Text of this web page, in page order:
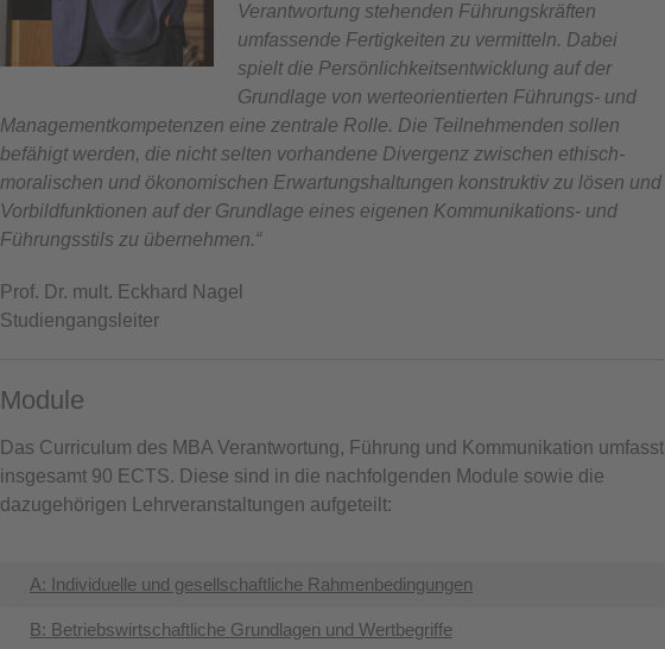
Verantwortung stehenden Führungskräften
umfassende Fertigkeiten zu vermitteln. Dabei
spielt die Persönlichkeitsentwicklung auf der
Grundlage von werteorientierten Führungs- und
Managementkompetenzen eine zentrale Rolle. Die Teilnehmenden sollen
befähigt werden, die nicht selten vorhandene Divergenz zwischen ethisch-
moralischen und ökonomischen Erwartungshaltungen konstruktiv zu lösen und
Vorbildfunktionen auf der Grundlage eines eigenen Kommunikations- und
Führungsstils zu übernehmen.“
Prof. Dr. mult. Eckhard Nagel
Studiengangsleiter
Module
Das Curriculum des MBA Verantwortung, Führung und Kommunikation umfasst
insgesamt 90 ECTS. Diese sind in die nachfolgenden Module sowie die
dazugehörigen Lehrveranstaltungen aufgeteilt:
A: Individuelle und gesellschaftliche Rahmenbedingungen
B: Betriebswirtschaftliche Grundlagen und Wertbegriffe